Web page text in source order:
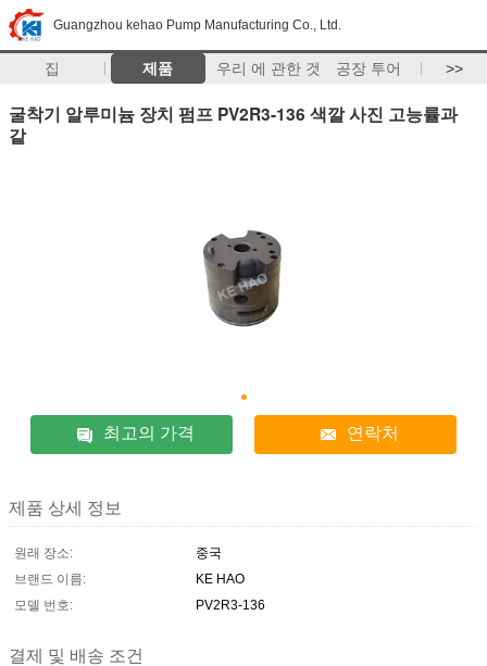
Guangzhou kehao Pump Manufacturing Co., Ltd.
집 제품 우리 에 관한 것 공장 투어 >>
굴착기 알루미늄 장치 펌프 PV2R3-136 색깔 사진 고능률과
같
최고의 가격 연락처
제품 상세 정보
원래 장소:
중국
브랜드 이름:
KE HAO
모델 번호:
PV2R3-136
결제 및 배송 조건